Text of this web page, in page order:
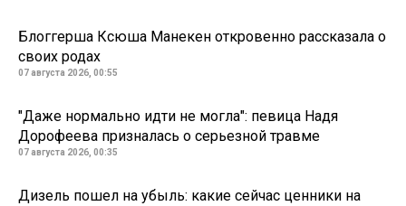
Блоггерша Ксюша Манекен откровенно рассказала о
своих родах
07 августа 2026, 00:55
"Даже нормально идти не могла": певица Надя
Дорофеева призналась о серьезной травме
07 августа 2026, 00:35
Дизель пошел на убыль: какие сейчас ценники на